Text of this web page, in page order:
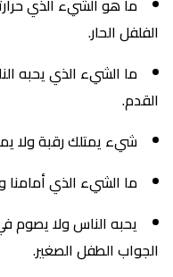
ما هو الشيء الذي
الفلفل الحار.
ما الشيء الذي يحبه
القدم.
شيء يمتلك رقبة ولا
ما الشيء الذي أمامنا
يحبه الناس ولا يصوم
الجواب الطفل الصغير.